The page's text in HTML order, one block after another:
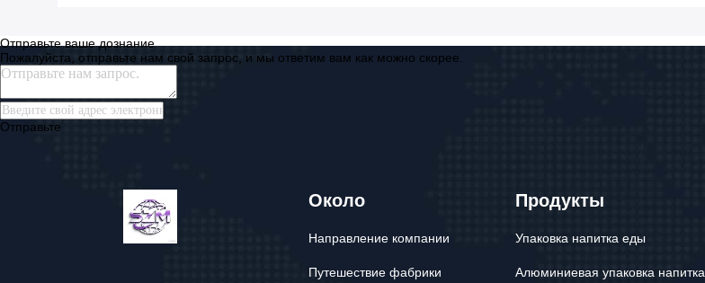
Отправьте ваше дознание
Пожалуйста, отправьте нам свой запрос, и мы ответим вам как можно скорее.
Отправьте
Около
Направление компании
Путешествие фабрики
Продукты
Упаковка напитка еды
Алюминиевая упаковка напитка